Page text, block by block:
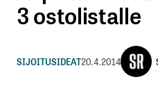
3 ostolistalle
SIJOITUSIDEAT20.4.2014